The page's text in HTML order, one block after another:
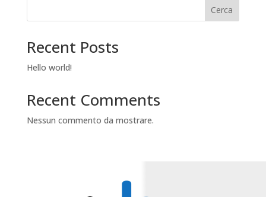
Cerca
Recent Posts
Hello world!
Recent Comments
Nessun commento da mostrare.